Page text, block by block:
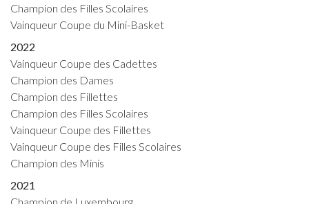
Champion des Filles Scolaires
Vainqueur Coupe du Mini-Basket
2022
Vainqueur Coupe des Cadettes
Champion des Dames
Champion des Fillettes
Champion des Filles Scolaires
Vainqueur Coupe des Fillettes
Vainqueur Coupe des Filles Scolaires
Champion des Minis
2021